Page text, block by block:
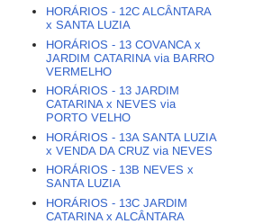
HORÁRIOS - 12C ALCÂNTARA
x SANTA LUZIA
HORÁRIOS - 13 COVANCA x
JARDIM CATARINA via BARRO
VERMELHO
HORÁRIOS - 13 JARDIM
CATARINA x NEVES via
PORTO VELHO
HORÁRIOS - 13A SANTA LUZIA
x VENDA DA CRUZ via NEVES
HORÁRIOS - 13B NEVES x
SANTA LUZIA
HORÁRIOS - 13C JARDIM
CATARINA x ALCÂNTARA